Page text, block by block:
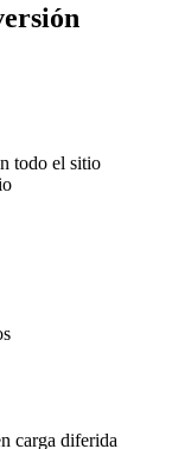
todo el sitio
carga diferida